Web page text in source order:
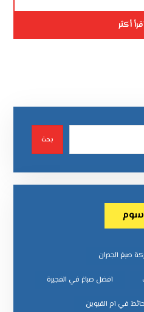
أكثر
بحث
صبغ الجدران
افضل صباغ في الفجيرة
في ام القيوين